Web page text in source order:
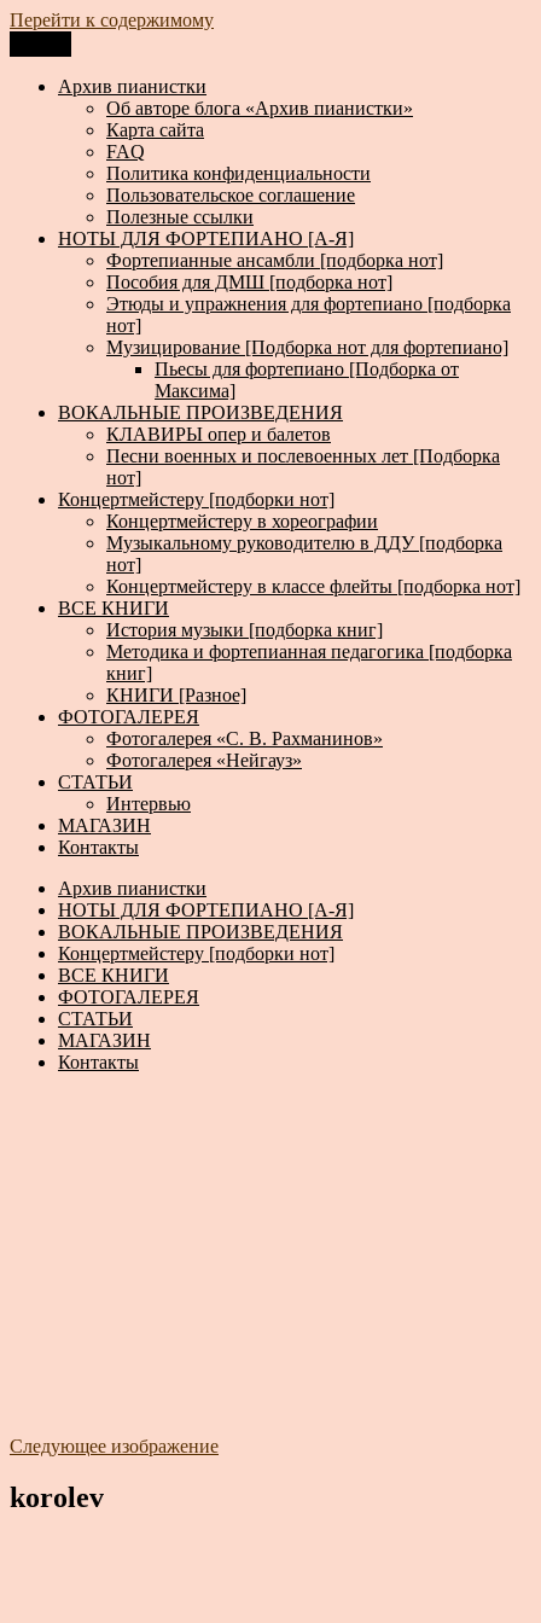
Перейти к содержимому
Архив пианистки
Всё для пианистов: ноты, книги, музыка, статьи…
Архив пианистки
Об авторе блога «Архив пианистки»
Карта сайта
FAQ
Политика конфиденциальности
Пользовательское соглашение
Полезные ссылки
НОТЫ ДЛЯ ФОРТЕПИАНО [А-Я]
Фортепианные ансамбли [подборка нот]
Пособия для ДМШ [подборка нот]
Этюды и упражнения для фортепиано [подборка
нот]
Музицирование [Подборка нот для фортепиано]
Пьесы для фортепиано [Подборка от
Максима]
ВОКАЛЬНЫЕ ПРОИЗВЕДЕНИЯ
КЛАВИРЫ опер и балетов
Песни военных и послевоенных лет [Подборка
нот]
Концертмейстеру [подборки нот]
Концертмейстеру в хореографии
Музыкальному руководителю в ДДУ [подборка
нот]
Концертмейстеру в классе флейты [подборка нот]
ВСЕ КНИГИ
История музыки [подборка книг]
Методика и фортепианная педагогика [подборка
книг]
КНИГИ [Разное]
ФОТОГАЛЕРЕЯ
Фотогалерея «С. В. Рахманинов»
Фотогалерея «Нейгауз»
СТАТЬИ
Интервью
МАГАЗИН
Контакты
Архив пианистки
НОТЫ ДЛЯ ФОРТЕПИАНО [А-Я]
ВОКАЛЬНЫЕ ПРОИЗВЕДЕНИЯ
Концертмейстеру [подборки нот]
ВСЕ КНИГИ
ФОТОГАЛЕРЕЯ
СТАТЬИ
МАГАЗИН
Контакты
Следующее изображение
korolev